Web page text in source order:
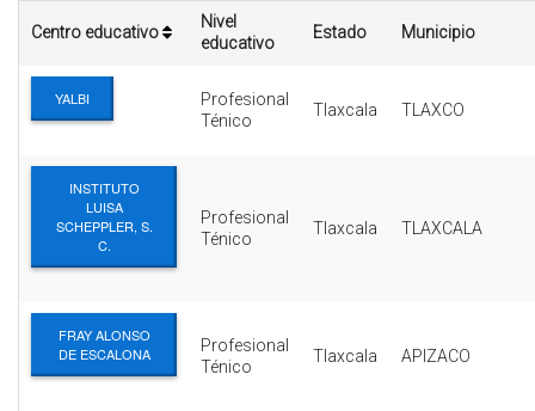
ESCUELA DE LA REPUBLICA
Centro educativo
Nivel
educativo
Estado Municipio
YALBI
Profesional
Ténico
Tlaxcala TLAXCO
INSTITUTO
LUISA
SCHEPPLER, S.
C.
Profesional
Ténico
Tlaxcala TLAXCALA
FRAY ALONSO
DE ESCALONA
Profesional
Ténico
Tlaxcala APIZACO